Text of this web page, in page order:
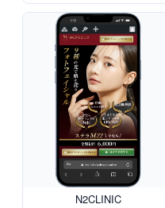
N2CLINIC